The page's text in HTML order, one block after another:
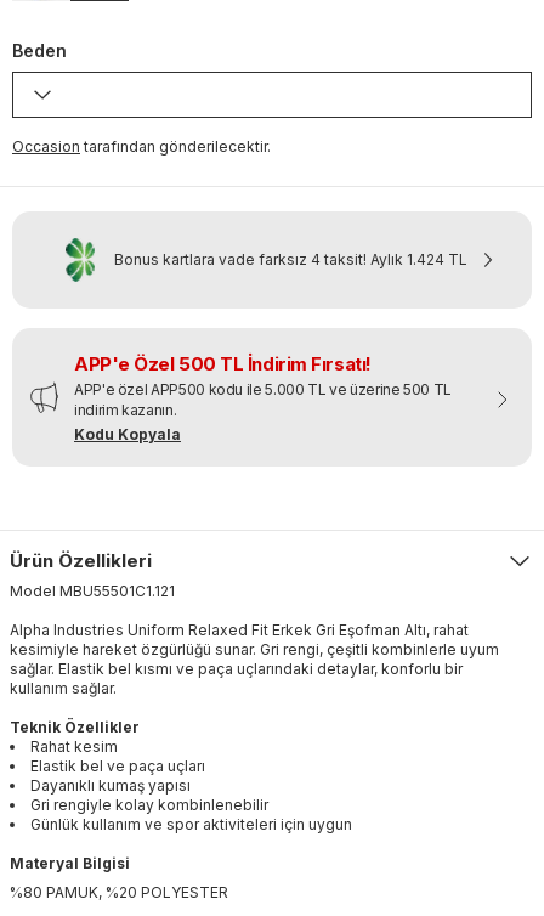
Beden
Occasion tarafından gönderilecektir.
Bonus kartlara vade farksız 4 taksit! Aylık 1.424 TL
APP'e Özel 500 TL İndirim Fırsatı!
APP'e özel APP500 kodu ile 5.000 TL ve üzerine 500 TL
indirim kazanın.
Kodu Kopyala
Ürün Özellikleri
Model MBU55501C1.121
Alpha Industries Uniform Relaxed Fit Erkek Gri Eşofman Altı, rahat
kesimiyle hareket özgürlüğü sunar. Gri rengi, çeşitli kombinlerle uyum
sağlar. Elastik bel kısmı ve paça uçlarındaki detaylar, konforlu bir
kullanım sağlar.
Teknik Özellikler
Rahat kesim
Elastik bel ve paça uçları
Dayanıklı kumaş yapısı
Gri rengiyle kolay kombinlenebilir
Günlük kullanım ve spor aktiviteleri için uygun
Materyal Bilgisi
%80 PAMUK, %20 POLYESTER